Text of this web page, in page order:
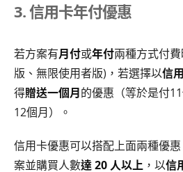
3. 信用卡年付優惠
若方案有月付或年付兩種方式付
版、無限使用者版)，若選擇以信
得贈送一個月的優惠（等於是付
12個月）。
信用卡優惠可以搭配上面兩種優
案並購買人數達 20 人以上 ，以信